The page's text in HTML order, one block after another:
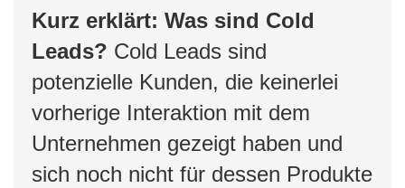
Kurz erklärt: Was sind Cold
Leads? Cold Leads sind
potenzielle Kunden, die keinerlei
vorherige Interaktion mit dem
Unternehmen gezeigt haben und
sich noch nicht für dessen Produkte